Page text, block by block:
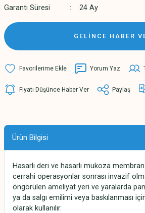
Garanti Süresi
24 Ay
GELİNCE HABER
Yorum Yaz
Fiyatı Düşünce Haber Ver Paylaş
Ürün Bilgisi
Hasarlı deri ve hasarlı mukoza
cerrahi operasyonlar sonrası invazif
öngörülen ameliyat yeri ve yaralarda
ya da salgı emilimi veya baskılanması
olarak kullanılır.